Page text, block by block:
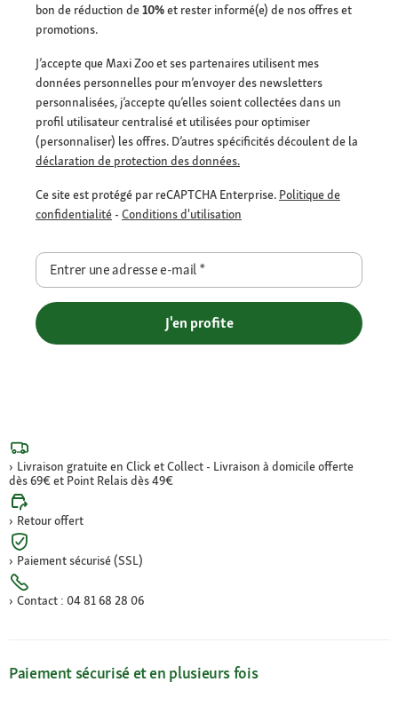
bon de réduction de10%et rester informé(e) de nos offres et
promotions.
J’accepte que Maxi Zoo et ses partenaires utilisent mes
données personnelles pour m’envoyer des newsletters
personnalisées, j’accepte qu’elles soient collectées dans un
profil utilisateur centralisé et utilisées pour optimiser
(personnaliser) les offres. D’autres spécificités découlent de la
déclaration de protection des données.
Ce site est protégé par reCAPTCHA Enterprise. Politique de
confidentialité - Conditions d'utilisation
Entrer une adresse e-mail*
J'en profite
Livraison gratuite en Click et Collect - Livraison à domicile offerte
dès 69€ et Point Relais dès 49€
Retour offert
Paiement sécurisé (SSL)
Contact : 04 81 68 28 06
Paiement sécurisé et en plusieurs fois